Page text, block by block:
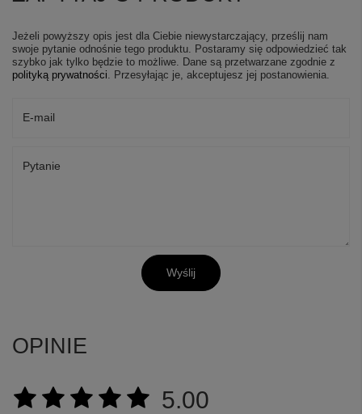
Jeżeli powyższy opis jest dla Ciebie niewystarczający, prześlij nam
swoje pytanie odnośnie tego produktu. Postaramy się odpowiedzieć tak
szybko jak tylko będzie to możliwe. Dane są przetwarzane zgodnie z
polityką prywatności . Przesyłając je, akceptujesz jej postanowienia.
E-mail
Pytanie
Wyślij
OPINIE
5.00